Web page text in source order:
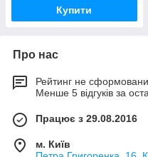
Купити
Про нас
Рейтинг не
Менше 5 відгуків за
Працює з 29.08.2016
м. Київ